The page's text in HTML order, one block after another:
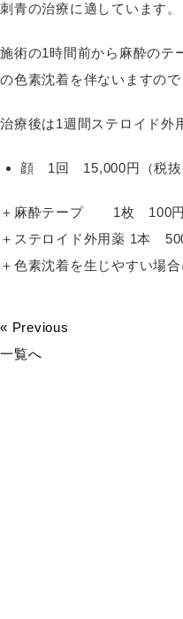
刺青の治療に適しています。
施術の1時間前から麻酔のテ
の色素沈着を伴ないますの
治療後は1週間ステロイド外
顔 1回 15,000円（税抜
＋麻酔テープ 1枚 100円
＋ステロイド外用薬 1本
＋色素沈着を生じやすい場
« Previous
一覧へ